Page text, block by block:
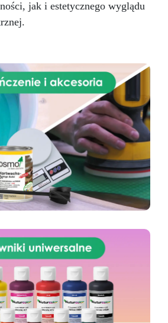
jak i estetycznego wyglądu